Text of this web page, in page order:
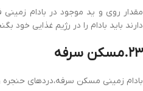
مقدار روی و ید موجود در بادام زمینی
دارند باید بادام را در رژیم غذایی خود
۲۳.مسکن سرفه
بادام زمینی مسکن سرفه،دردهای